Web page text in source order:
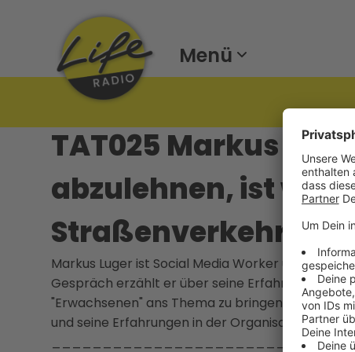
Menü
TAT025 Markus
abzulehnen, ist wie
Markus Luger ist Social Media Worker und hat
Gespräch erzählt er über seine Erfahrungen mit
"Erwachsenen" ans Thema zu bringen.
und seine Erfahrungen in der Organisation von